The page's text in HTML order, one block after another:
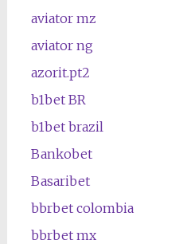
aviator mz
aviator ng
azorit.pt2
b1bet BR
b1bet brazil
Bankobet
Basaribet
bbrbet colombia
bbrbet mx